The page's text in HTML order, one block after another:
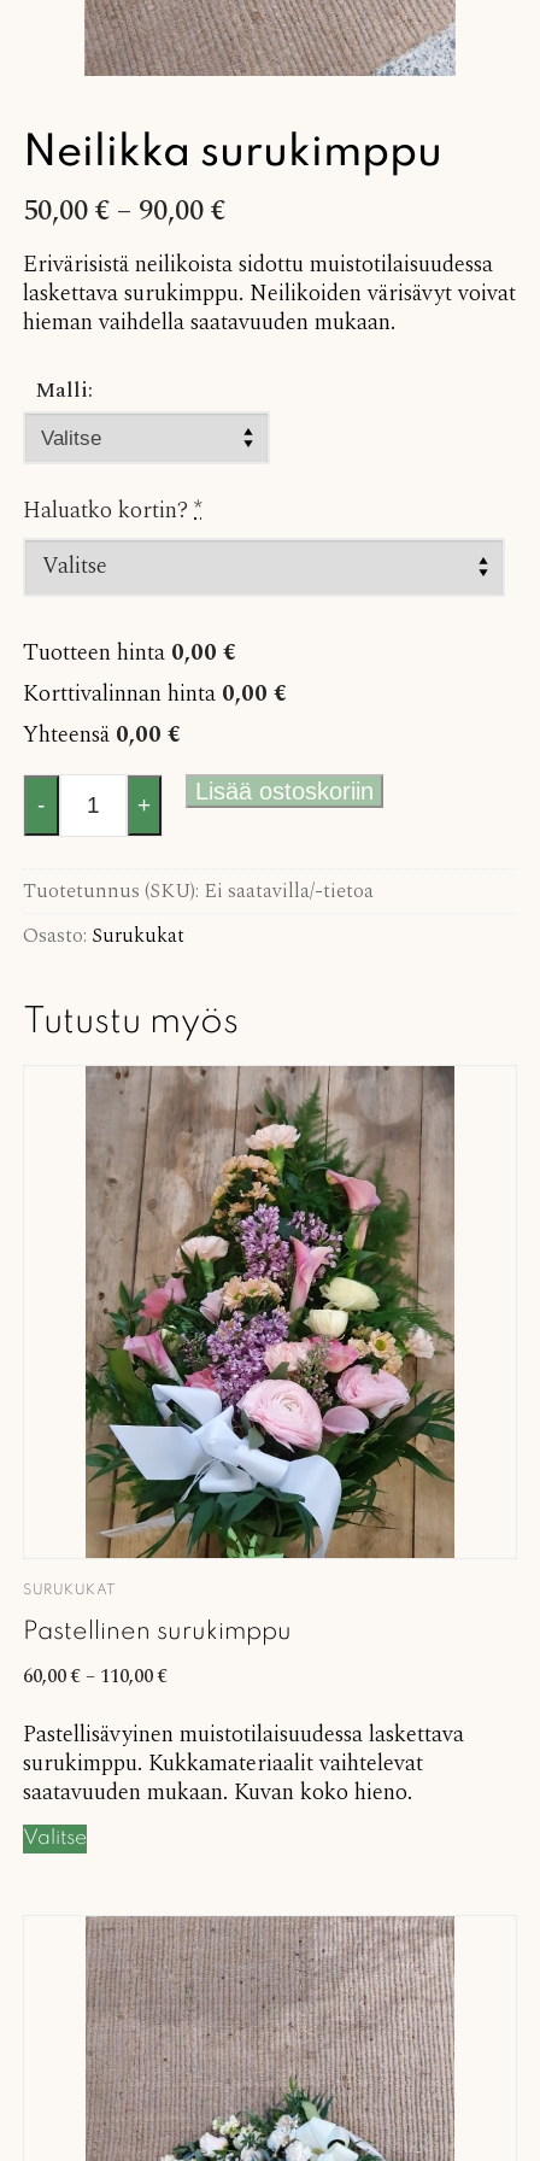
Neilikka surukimppu
50,00€– 90,00€
Erivärisistä neilikoista sidottu muistotilaisuudessa
laskettava surukimppu. Neilikoiden värisävyt voivat
hieman vaihdella saatavuuden mukaan.
Malli:
Haluatko kortin? *
Tuotteen hinta 0,00 €
Korttivalinnan hinta 0,00 €
Yhteensä 0,00 €
Neilikka
surukimppu
määrä
- +
Lisää ostoskoriin
Tuotetunnus (SKU): Ei saatavilla/-tietoa
Osasto: Surukukat
Tutustu myös
SURUKUKAT
Pastellinen surukimppu
60,00€– 110,00€
Pastellisävyinen muistotilaisuudessa laskettava
surukimppu. Kukkamateriaalit vaihtelevat
saatavuuden mukaan. Kuvan koko hieno.
Valitse